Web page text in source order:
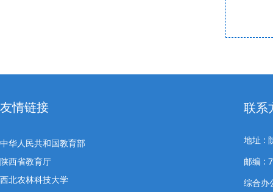
友情链接
中华人民共和国教育部
陕西省教育厅
西北农林科技大学
联系
地址 :
邮编 :
综合办